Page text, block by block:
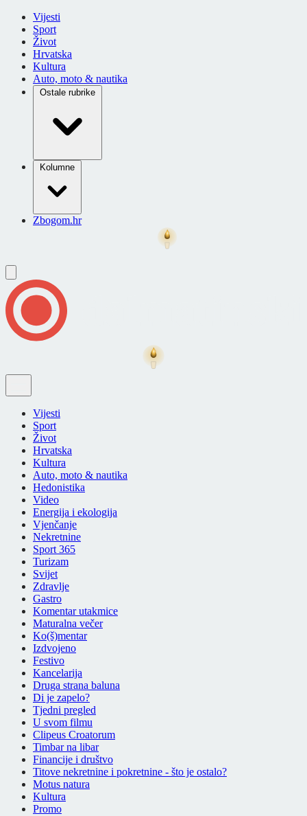
Vijesti
Sport
Život
Hrvatska
Kultura
Auto, moto & nautika
Ostale rubrike
Kolumne
Zbogom.hr
Vijesti
Sport
Život
Hrvatska
Kultura
Auto, moto & nautika
Hedonistika
Video
Energija i ekologija
Vjenčanje
Nekretnine
Sport 365
Turizam
Svijet
Zdravlje
Gastro
Komentar utakmice
Maturalna večer
Ko(š)mentar
Izdvojeno
Festivo
Kancelarija
Druga strana baluna
Di je zapelo?
Tjedni pregled
U svom filmu
Clipeus Croatorum
Timbar na libar
Financije i društvo
Titove nekretnine i pokretnine - što je ostalo?
Motus natura
Kultura
Promo